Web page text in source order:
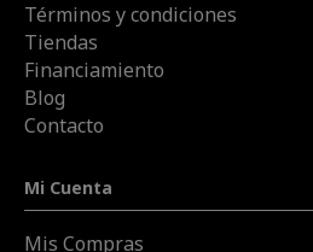
Términos y condiciones
Tiendas
Financiamiento
Blog
Contacto
Mi Cuenta
Mis Compras